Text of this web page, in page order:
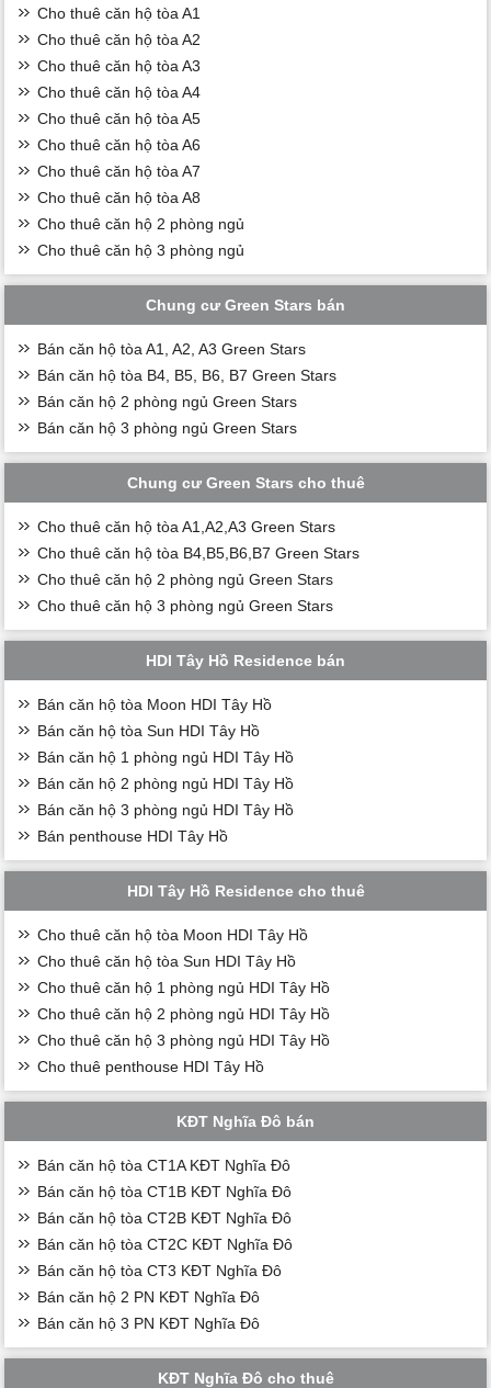
Cho thuê căn hộ tòa A1
Cho thuê căn hộ tòa A2
Cho thuê căn hộ tòa A3
Cho thuê căn hộ tòa A4
Cho thuê căn hộ tòa A5
Cho thuê căn hộ tòa A6
Cho thuê căn hộ tòa A7
Cho thuê căn hộ tòa A8
Cho thuê căn hộ 2 phòng ngủ
Cho thuê căn hộ 3 phòng ngủ
Chung cư Green Stars bán
Bán căn hộ tòa A1, A2, A3 Green Stars
Bán căn hộ tòa B4, B5, B6, B7 Green Stars
Bán căn hộ 2 phòng ngủ Green Stars
Bán căn hộ 3 phòng ngủ Green Stars
Chung cư Green Stars cho thuê
Cho thuê căn hộ tòa A1,A2,A3 Green Stars
Cho thuê căn hộ tòa B4,B5,B6,B7 Green Stars
Cho thuê căn hộ 2 phòng ngủ Green Stars
Cho thuê căn hộ 3 phòng ngủ Green Stars
HDI Tây Hồ Residence bán
Bán căn hộ tòa Moon HDI Tây Hồ
Bán căn hộ tòa Sun HDI Tây Hồ
Bán căn hộ 1 phòng ngủ HDI Tây Hồ
Bán căn hộ 2 phòng ngủ HDI Tây Hồ
Bán căn hộ 3 phòng ngủ HDI Tây Hồ
Bán penthouse HDI Tây Hồ
HDI Tây Hồ Residence cho thuê
Cho thuê căn hộ tòa Moon HDI Tây Hồ
Cho thuê căn hộ tòa Sun HDI Tây Hồ
Cho thuê căn hộ 1 phòng ngủ HDI Tây Hồ
Cho thuê căn hộ 2 phòng ngủ HDI Tây Hồ
Cho thuê căn hộ 3 phòng ngủ HDI Tây Hồ
Cho thuê penthouse HDI Tây Hồ
KĐT Nghĩa Đô bán
Bán căn hộ tòa CT1A KĐT Nghĩa Đô
Bán căn hộ tòa CT1B KĐT Nghĩa Đô
Bán căn hộ tòa CT2B KĐT Nghĩa Đô
Bán căn hộ tòa CT2C KĐT Nghĩa Đô
Bán căn hộ tòa CT3 KĐT Nghĩa Đô
Bán căn hộ 2 PN KĐT Nghĩa Đô
Bán căn hộ 3 PN KĐT Nghĩa Đô
KĐT Nghĩa Đô cho thuê